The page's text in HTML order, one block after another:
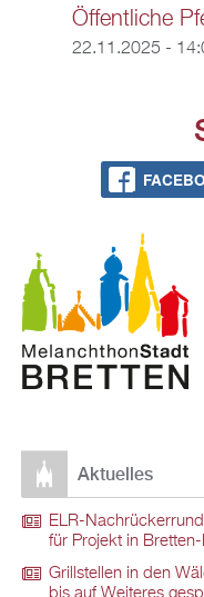
Öffentliche
22.11.2025 -
Aktuelles
ELR-
für Projekt in Bretten-
Grillstellen in den